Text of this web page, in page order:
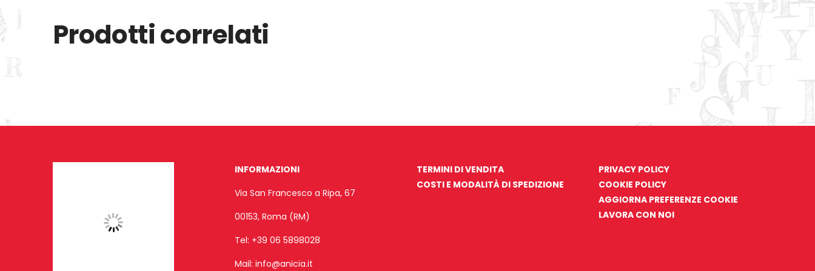
Prodotti correlati
INFORMAZIONI
Via San Francesco a Ripa, 67
00153, Roma (RM)
Tel: +39 06 5898028
Mail: info@anicia.it
TERMINI DI VENDITA
COSTI E MODALITÀ DI SPEDIZIONE
PRIVACY POLICY
COOKIE POLICY
AGGIORNA PREFERENZE COOKIE
LAVORA CON NOI